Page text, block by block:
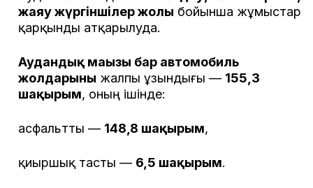
жаяу жүргіншілер жолы бойынша жұмыстар
қарқынды атқарылуда.
Аудандық маңызы бар автомобиль
жолдарының жалпы ұзындығы — 155,3
шақырым, оның ішінде:
асфальтты — 148,8 шақырым,
қиыршық тасты — 6,5 шақырым.